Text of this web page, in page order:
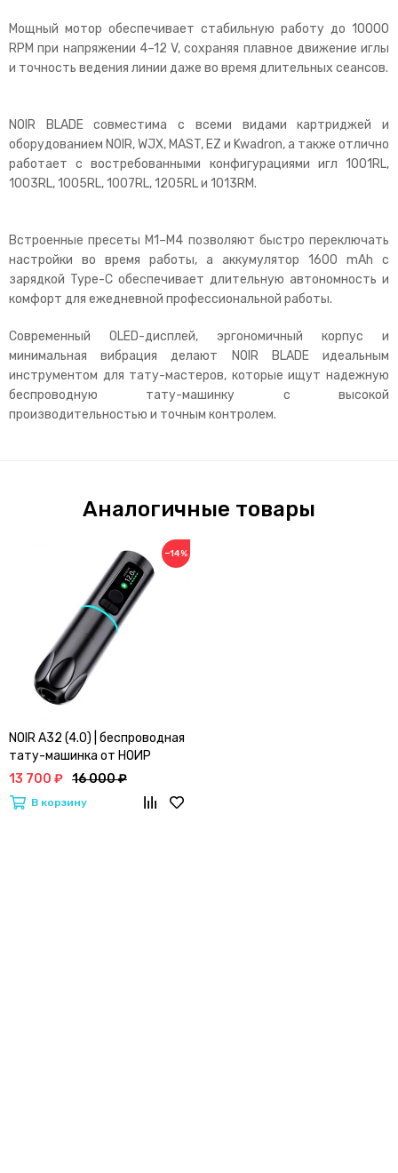
Мощный мотор обеспечивает стабильную работу до 10000
RPM при напряжении 4–12 V, сохраняя плавное движение иглы
и точность ведения линии даже во время длительных сеансов.
NOIR BLADE совместима с всеми видами картриджей и
оборудованием NOIR, WJX, MAST, EZ и Kwadron, а также отлично
работает с востребованными конфигурациями игл 1001RL,
1003RL, 1005RL, 1007RL, 1205RL и 1013RM.
Встроенные пресеты M1–M4 позволяют быстро переключать
настройки во время работы, а аккумулятор 1600 mAh с
зарядкой Type-C обеспечивает длительную автономность и
комфорт для ежедневной профессиональной работы.
Современный OLED-дисплей, эргономичный корпус и
минимальная вибрация делают NOIR BLADE идеальным
инструментом для тату-мастеров, которые ищут надежную
беспроводную тату-машинку с высокой
производительностью и точным контролем.
Аналогичные товары
−14%
NOIR A32 (4.0) | беспроводная
тату-машинка от НОИР
13 700 ₽ 16 000 ₽
В корзину